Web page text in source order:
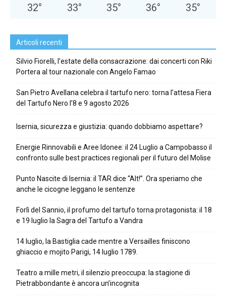
32° 33° 35° 36° 35°
Articoli recenti
Silvio Fiorelli, l’estate della consacrazione: dai concerti con Riki
Portera al tour nazionale con Angelo Famao
San Pietro Avellana celebra il tartufo nero: torna l’attesa Fiera
del Tartufo Nero l’8 e 9 agosto 2026
Isernia, sicurezza e giustizia: quando dobbiamo aspettare?
Energie Rinnovabili e Aree Idonee: il 24 Luglio a Campobasso il
confronto sulle best practices regionali per il futuro del Molise
Punto Nascite di Isernia: il TAR dice “Alt!”. Ora speriamo che
anche le cicogne leggano le sentenze
Forlì del Sannio, il profumo del tartufo torna protagonista: il 18
e 19 luglio la Sagra del Tartufo a Vandra
14 luglio, la Bastiglia cade mentre a Versailles finiscono
ghiaccio e mojito Parigi, 14 luglio 1789.
Teatro a mille metri, il silenzio preoccupa: la stagione di
Pietrabbondante è ancora un’incognita